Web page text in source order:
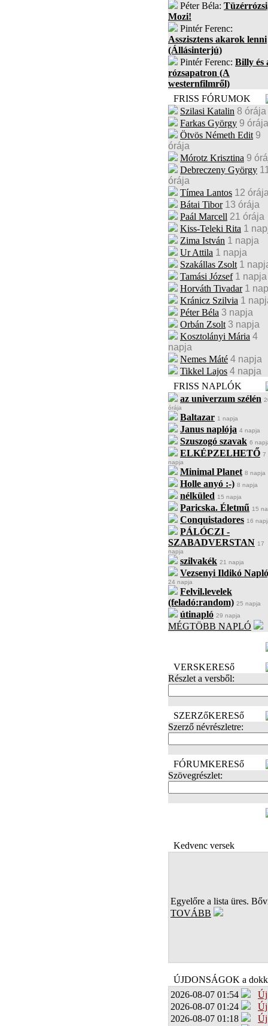
Péter Béla:
Mozi!
Pintér Ferenc:
Asszisztens akarok lenni
(Állásinterjú)
Pintér Ferenc: Billy és
rózsapatron (A
westernfilmről)
FRISS FÓRUMOK
Szilasi Katalin 8 órája
Farkas György 9 órája
Ötvös Németh Edit 9
órája
Mórotz Krisztina 9
Debreczeny György 11
órája
Tímea Lantos 12 órája
Bátai Tibor 13 órája
Paál Marcell 21 órája
Kiss-Teleki Rita 1
Zima István 1 napja
Ur Attila 1 napja
Szakállas Zsolt 1
Tamási József 1 napja
Horváth Tivadar 1
Kránicz Szilvia 1
Péter Béla 3 napja
Orbán Zsolt 3 napja
Kosztolányi Mária 4
napja
Nemes Máté 4 napja
Tikkel Lajos 4 napja
FRISS NAPLÓK
az univerzum szélén
órája
Baltazar 1 napja
Janus naplója 4 napja
Szuszogó szavak 6
ELKÉPZELHETŐ 7
napja
Minimal Planet 8 napja
Holle anyó :-) 8 napja
nélküled 15 napja
Paricska. Életmű 15
Conquistadores 16
PÁLÓCZI -
SZABADVERSTAN 17
napja
szilvakék 21 napja
Vezsenyi Ildikó
24 napja
Felvil.levelek
(feladó:random) 25 napja
útinapló 29 napja
MÉGTÖBB NAPLÓ
VERSKERESő
Részlet a versből:
SZERZőKERESő
Szerző névrészletre:
FÓRUMKERESő
Szövegrészlet:
Kedvenc versek
Egyelőre a lista üres.
TOVÁBB
ÚJDONSÁGOK a
2026-08-07 01:54
Új
2026-08-07 01:24
Új
2026-08-07 01:18
Új